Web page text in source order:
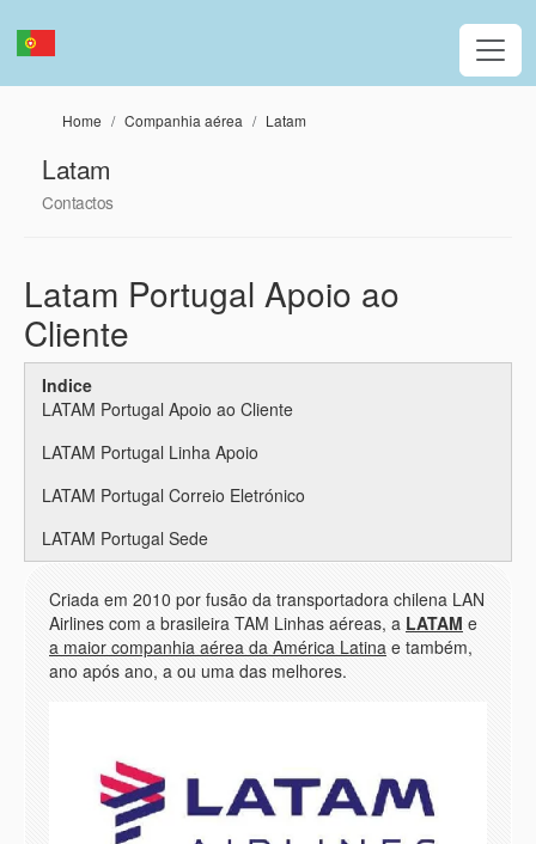
Home Companhia aérea Latam
Latam
Contactos
Latam Portugal Apoio ao
Cliente
Indice
LATAM Portugal Apoio ao Cliente
LATAM Portugal Linha Apoio
LATAM Portugal Correio Eletrónico
LATAM Portugal Sede
Criada em 2010 por fusão da transportadora chilena LAN
Airlines com a brasileira TAM Linhas aéreas, a LATAM e
a maior companhia aérea da América Latina e também,
ano após ano, a ou uma das melhores.